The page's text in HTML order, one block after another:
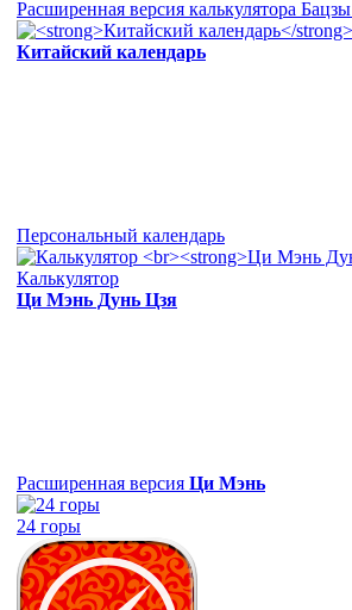
Расширенная версия калькулятора Бацзы
Китайский календарь
Персональный календарь
Калькулятор
Ци Мэнь Дунь Цзя
Расширенная версия Ци Мэнь
24 горы